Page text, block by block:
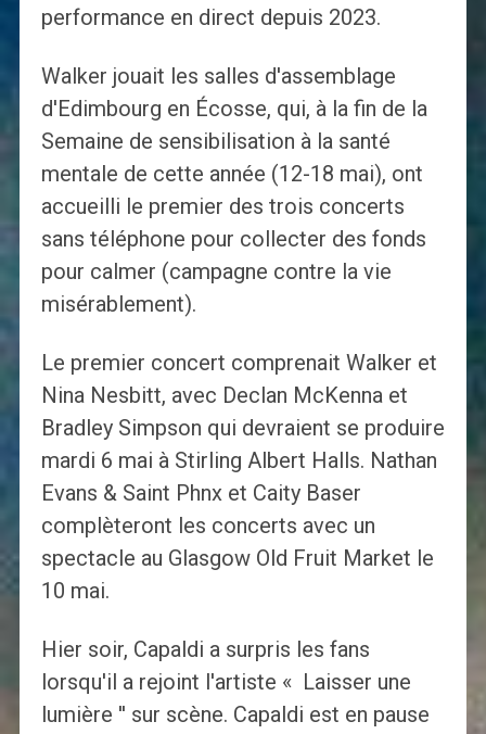
performance en direct depuis 2023.
Walker jouait les salles d'assemblage
d'Edimbourg en Écosse, qui, à la fin de la
Semaine de sensibilisation à la santé
mentale de cette année (12-18 mai), ont
accueilli le premier des trois concerts
sans téléphone pour collecter des fonds
pour calmer (campagne contre la vie
misérablement).
Le premier concert comprenait Walker et
Nina Nesbitt, avec Declan McKenna et
Bradley Simpson qui devraient se produire
mardi 6 mai à Stirling Albert Halls. Nathan
Evans & Saint Phnx et Caity Baser
complèteront les concerts avec un
spectacle au Glasgow Old Fruit Market le
10 mai.
Hier soir, Capaldi a surpris les fans
lorsqu'il a rejoint l'artiste « Laisser une
lumière '' sur scène. Capaldi est en pause